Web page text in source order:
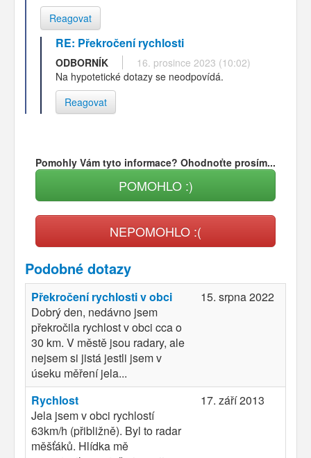
Reagovat
RE: Překročení rychlosti
ODBORNÍK
16. prosince 2023 (10:02)
Na hypotetické dotazy se neodpovídá.
Reagovat
Pomohly Vám tyto informace? Ohodnoťte prosím...
POMOHLO :)
NEPOMOHLO :(
Podobné dotazy
Překročení rychlosti v obci
Dobrý den, nedávno jsem
překročila rychlost v obci cca o
30 km. V městě jsou radary, ale
nejsem si jistá jestli jsem v
úseku měření jela...
15. srpna 2022
Rychlost
Jela jsem v obci rychlostí
63km/h (přibližně). Byl to radar
měšťáků. Hlídka mě
17. září 2013